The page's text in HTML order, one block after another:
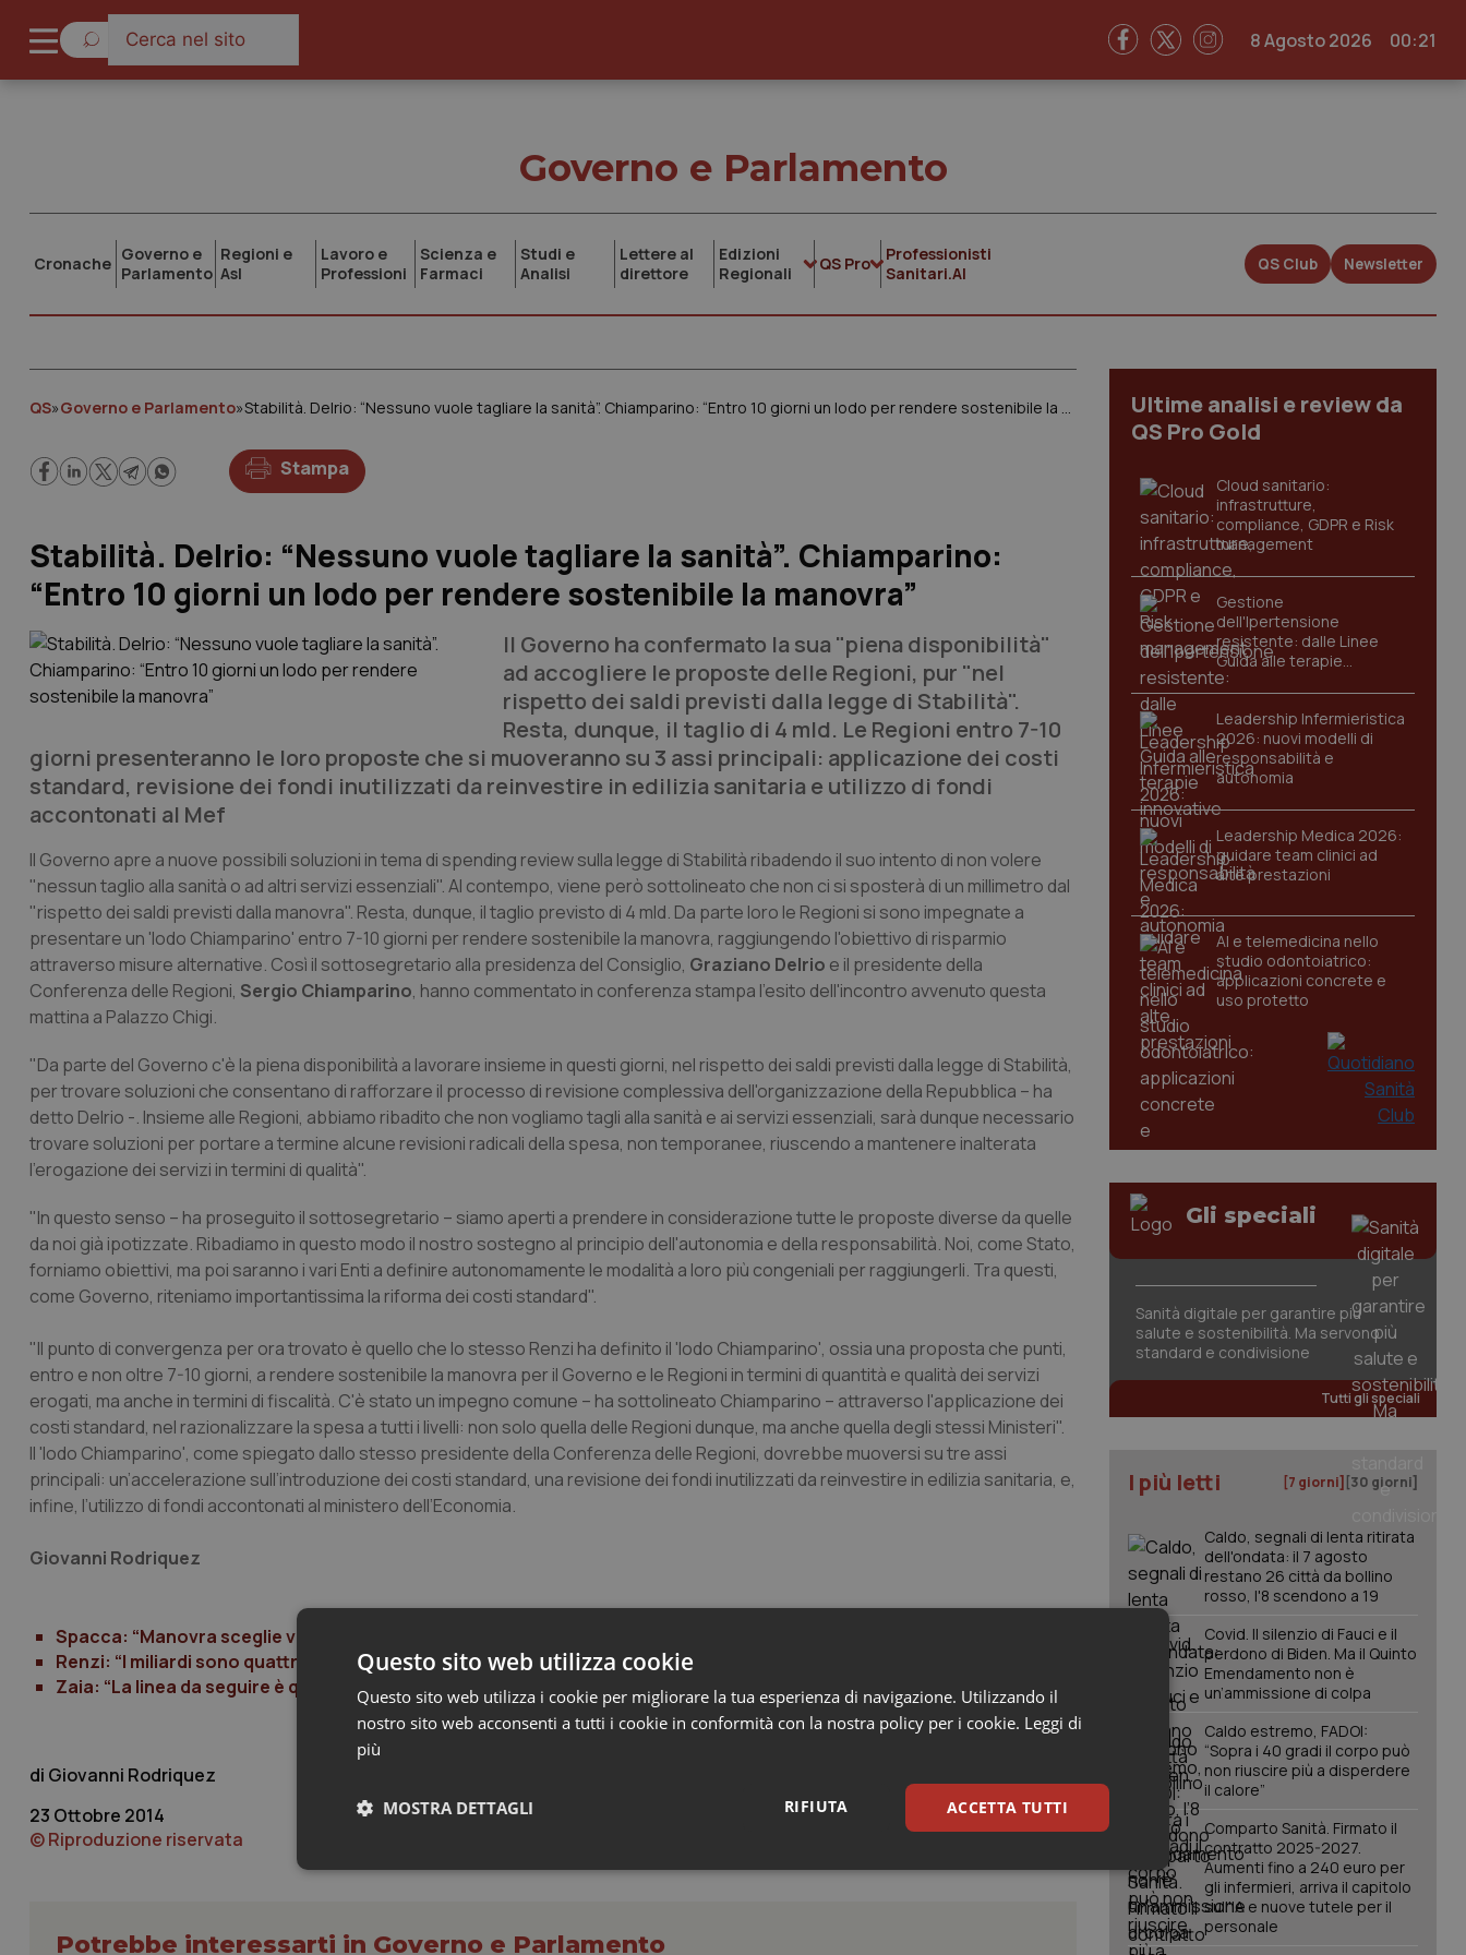
8 Agosto 2026 00:21
Governo e Parlamento
Cronache Governo e
Parlamento
Regioni e
Asl
Lavoro e
Professioni
Scienza e
Farmaci
Studi e
Analisi
Lettere al
direttore
Edizioni
Regionali
QS Pro
Professionisti
Sanitari.AI
QS Club Newsletter
QS»Governo e Parlamento» Stabilità. Delrio: “Nessuno vuole tagliare la sanità”. Chiamparino: “Entro 10 giorni un lodo per rendere sostenibile la manovra”
Stampa
Stabilità. Delrio: “Nessuno vuole tagliare la sanità”. Chiamparino:
“Entro 10 giorni un lodo per rendere sostenibile la manovra”
Il Governo ha confermato la sua "piena disponibilità"
ad accogliere le proposte delle Regioni, pur "nel
rispetto dei saldi previsti dalla legge di Stabilità".
Resta, dunque, il taglio di 4 mld. Le Regioni entro 7-10
giorni presenteranno le loro proposte che si muoveranno su 3 assi principali: applicazione dei costi
standard, revisione dei fondi inutilizzati da reinvestire in edilizia sanitaria e utilizzo di fondi
accontonati al Mef
Il Governo apre a nuove possibili soluzioni in tema di spending review sulla legge di Stabilità ribadendo il suo intento di non volere
"nessun taglio alla sanità o ad altri servizi essenziali". Al contempo, viene però sottolineato che non ci si sposterà di un millimetro dal
"rispetto dei saldi previsti dalla manovra". Resta, dunque, il taglio previsto di 4 mld. Da parte loro le Regioni si sono impegnate a
presentare un 'lodo Chiamparino' entro 7-10 giorni per rendere sostenibile la manovra, raggiungendo l'obiettivo di risparmio
attraverso misure alternative. Così il sottosegretario alla presidenza del Consiglio, Graziano Delrio e il presidente della
Conferenza delle Regioni, Sergio Chiamparino, hanno commentato in conferenza stampa l'esito dell'incontro avvenuto questa
mattina a Palazzo Chigi.
"Da parte del Governo c'è la piena disponibilità a lavorare insieme in questi giorni, nel rispetto dei saldi previsti dalla legge di Stabilità,
per trovare soluzioni che consentano di rafforzare il processo di revisione complessiva dell'organizzazione della Repubblica – ha
detto Delrio -. Insieme alle Regioni, abbiamo ribadito che non vogliamo tagli alla sanità e ai servizi essenziali, sarà dunque necessario
trovare soluzioni per portare a termine alcune revisioni radicali della spesa, non temporanee, riuscendo a mantenere inalterata
l'erogazione dei servizi in termini di qualità".
"In questo senso – ha proseguito il sottosegretario – siamo aperti a prendere in considerazione tutte le proposte diverse da quelle
da noi già ipotizzate. Ribadiamo in questo modo il nostro sostegno al principio dell'autonomia e della responsabilità. Noi, come Stato,
forniamo obiettivi, ma poi saranno i vari Enti a definire autonomamente le modalità a loro più congeniali per raggiungerli. Tra questi,
come Governo, riteniamo importantissima la riforma dei costi standard".
"Il punto di convergenza per ora trovato è quello che lo stesso Renzi ha definito il 'lodo Chiamparino', ossia una proposta che punti,
entro e non oltre 7-10 giorni, a rendere sostenibile la manovra per il Governo e le Regioni in termini di quantità e qualità dei servizi
erogati, ma anche in termini di fiscalità. C'è stato un impegno comune – ha sottolineato Chiamparino – attraverso l'applicazione dei
costi standard, nel razionalizzare la spesa a tutti i livelli: non solo quella delle Regioni dunque, ma anche quella degli stessi Ministeri".
Il 'lodo Chiamparino', come spiegato dallo stesso presidente della Conferenza delle Regioni, dovrebbe muoversi su tre assi
principali: un’accelerazione sull’introduzione dei costi standard, una revisione dei fondi inutilizzati da reinvestire in edilizia sanitaria, e,
infine, l’utilizzo di fondi accontonati al ministero dell’Economia.
Giovanni Rodriquez
Spacca: “Manovra sceglie via della crescita”.
Renzi: “I miliardi sono quattro, su questo non c’è spazio per mediazioni”
Zaia: “La linea da seguire è quella dei costi standard. Ora chi sgarra pagherà”
Giovanni Rodriquez
23 Ottobre 2014
© Riproduzione riservata
Potrebbe interessarti in Governo e Parlamento
Ultime analisi e review da
QS Pro Gold
Cloud sanitario:
infrastrutture,
compliance, GDPR e Risk
management
Gestione
dell'Ipertensione
resistente: dalle Linee
Guida alle terapie
innovative
Leadership Infermieristica
2026: nuovi modelli di
responsabilità e
autonomia
Leadership Medica 2026:
guidare team clinici ad
alte prestazioni
AI e telemedicina nello
studio odontoiatrico:
applicazioni concrete e
uso protetto
Gli speciali
Sanità digitale per garantire più
salute e sostenibilità. Ma servono
standard e condivisione
Tutti gli speciali
I più letti [7 giorni] [30 giorni]
Caldo, segnali di lenta ritirata
dell'ondata: il 7 agosto
restano 26 città da bollino
rosso, l'8 scendono a 19
Covid. Il silenzio di Fauci e il
perdono di Biden. Ma il Quinto
Emendamento non è
un’ammissione di colpa
Caldo estremo, FADOI:
“Sopra i 40 gradi il corpo può
non riuscire più a disperdere
il calore”
Comparto Sanità. Firmato il
contratto 2025-2027.
Aumenti fino a 240 euro per
gli infermieri, arriva il capitolo
sull'IA e nuove tutele per il
personale
Questo sito web utilizza cookie
Questo sito web utilizza i cookie per migliorare la tua esperienza di navigazione. Utilizzando il
nostro sito web acconsenti a tutti i cookie in conformità con la nostra policy per i cookie. Leggi di
più
ACCETTA TUTTI
RIFIUTA
MOSTRA DETTAGLI
Necessari Statistici Marketing